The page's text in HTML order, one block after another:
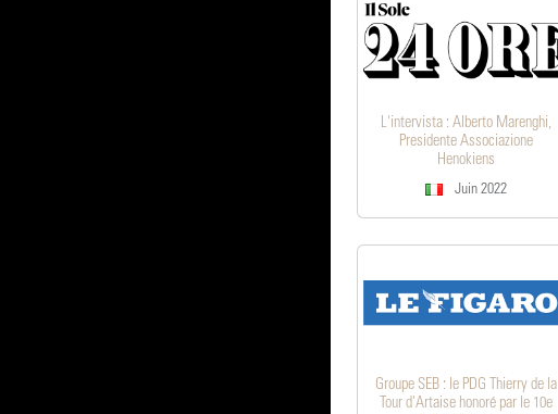
L'intervista : Alberto Marenghi,
Presidente Associazione
Henokiens
Juin 2022
Groupe SEB : le PDG Thierry de la
Tour d'Artaise honoré par le 10e